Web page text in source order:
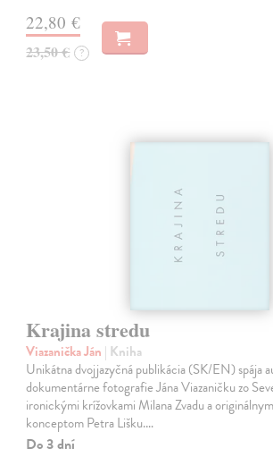
22,80 €
23,50 € ?
Krajina stredu
Viazanička Ján | Kniha
Unikátna dvojjazyčná publikácia (SK/EN) spája
dokumentárne fotografie Jána Viazaničku zo
ironickými krížovkami Milana Zvadu a
konceptom Petra Lišku.…
Do 3 dní